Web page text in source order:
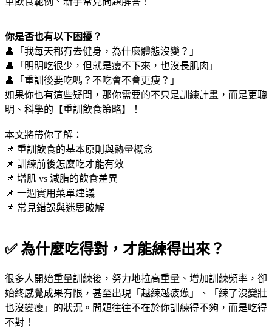
你是否也有以下困擾？
👤
「我每天都有去健身，為什麼體態沒變？」
👤
「明明吃很少，但就是瘦不下來，也沒長肌肉」
👤
「重訓後要吃嗎？不吃會不會更瘦？」
如果你也有這些疑問，那你需要的不只是訓練計畫，而是更聰
明、科學的【重訓飲食策略】！
本文將帶你了解：
📌 重訓飲食的基本原則與熱量概念
📌 訓練前後怎麼吃才能有效
📌 增肌 vs 減脂的飲食差異
📌 一週實用菜單建議
📌 常見錯誤與迷思破解
✅ 為什麼吃得對，才能練得出來？
很多人開始重量訓練後，努力地拉高重量、增加訓練頻率，卻
始終感覺成果有限，甚至出現「越練越疲憊」、「練了沒變壯
也沒變瘦」的狀況。問題往往不在於你訓練得不夠，而是吃得
不對！